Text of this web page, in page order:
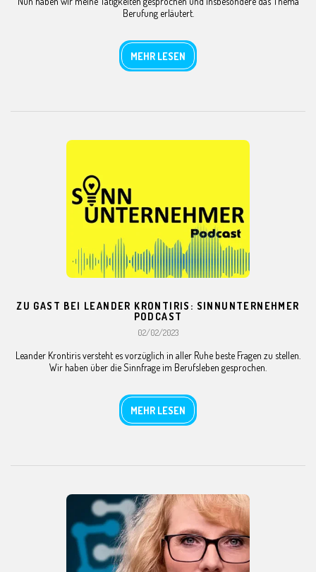
Berufung erläutert.
MEHR LESEN
ZU GAST BEI LEANDER KRONTIRIS: SINNUNTERNEHMER
PODCAST
02/02/2023
Leander Krontiris versteht es vorzüglich in aller Ruhe beste Fragen zu stellen.
Wir haben über die Sinnfrage im Berufsleben gesprochen.
MEHR LESEN